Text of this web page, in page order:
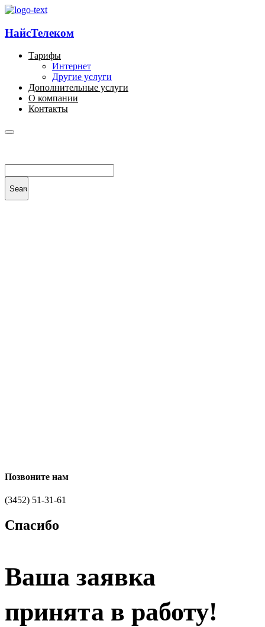
НайсТелеком
Тарифы
Интернет
Другие услуги
Дополнительные услуги
О компании
Контакты
Позвоните нам
(3452) 51-31-61
Спасибо
Ваша заявка
принята в работу!